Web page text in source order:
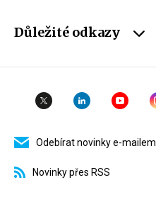
Důležité odkazy
Odebírat novinky e-mailem
Novinky přes RSS